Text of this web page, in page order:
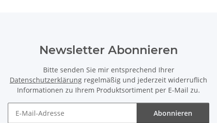
Newsletter Abonnieren
Bitte senden Sie mir entsprechend Ihrer
Datenschutzerklärung regelmäßig und jederzeit widerruflich
Informationen zu Ihrem Produktsortiment per E-Mail zu.
Abonnieren